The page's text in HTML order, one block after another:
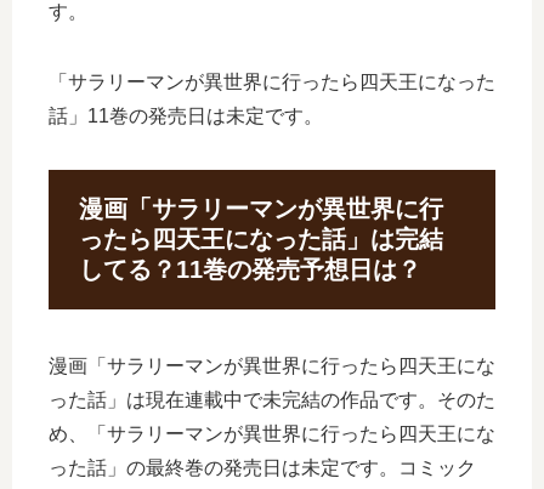
す。
「サラリーマンが異世界に行ったら四天王になった
話」11巻の発売日は未定です。
漫画「サラリーマンが異世界に行
ったら四天王になった話」は完結
してる？11巻の発売予想日は？
漫画「サラリーマンが異世界に行ったら四天王にな
った話」は現在連載中で未完結の作品です。そのた
め、「サラリーマンが異世界に行ったら四天王にな
った話」の最終巻の発売日は未定です。コミック